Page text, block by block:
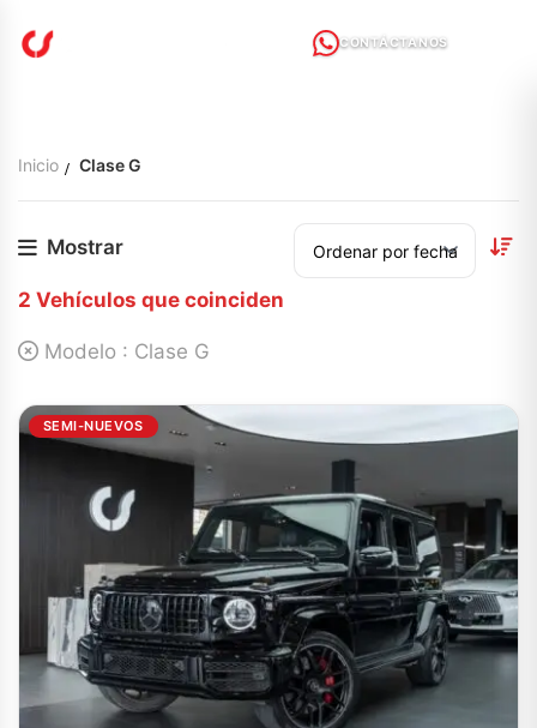
CONTÁCTANOS
Inicio Clase G
Mostrar
2 Vehículos que coinciden
Modelo : Clase G
SEMI-NUEVOS